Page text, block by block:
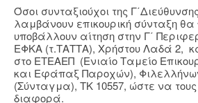
Όσοι συνταξιούχοι της
λαμβάνουν επικουρική σύνταξη
υποβάλλουν αίτηση στην Γ΄
ΕΦΚΑ (τ.ΤΑΤΤΑ), Χρήστου Λαδά 2,
στο ΕΤΕΑΕΠ (Ενιαίο Ταμείο
και Εφάπαξ Παροχών),
(Σύνταγμα), ΤΚ 10557, ώστε να
διαφορά.